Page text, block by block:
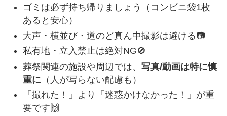
ゴミは必ず持ち帰りましょう（コンビニ袋1枚
あると安心）
大声・横並び・道のど真ん中撮影は避ける📷
私有地・立入禁止は絶対NG🚫
葬祭関連の施設や周辺では、 写真/動画は特に慎
重に （人が写らない配慮も）
「撮れた！」より「迷惑かけなかった！」が重
要です🙌